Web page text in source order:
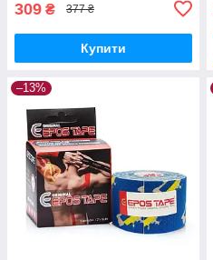
309 ₴ 377 ₴
Купити
–13%